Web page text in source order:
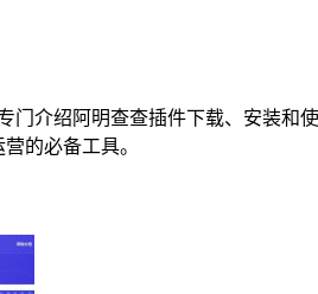
专门介绍阿明查查插件下载、安装
的必备工具。